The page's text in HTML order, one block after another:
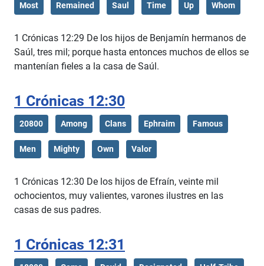
Most Remained Saul Time Up Whom
1 Crónicas 12:29 De los hijos de Benjamín hermanos de
Saúl, tres mil; porque hasta entonces muchos de ellos se
mantenían fieles a la casa de Saúl.
1 Crónicas 12:30
20800 Among Clans Ephraim Famous
Men Mighty Own Valor
1 Crónicas 12:30 De los hijos de Efraín, veinte mil
ochocientos, muy valientes, varones ilustres en las
casas de sus padres.
1 Crónicas 12:31